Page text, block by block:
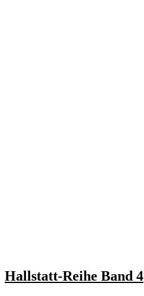
Hallstatt-Reihe Band 4